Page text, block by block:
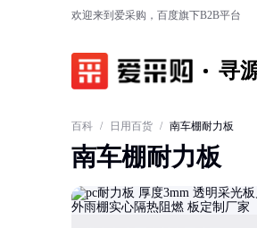
欢迎来到爱采购，百度旗下B2B平台
寻
百科 / 日用百货 / 南车棚耐力板
南车棚耐力板